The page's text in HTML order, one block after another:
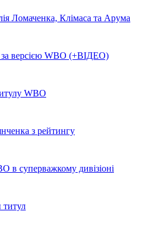
Ломаченка, Клімаса та Арума
версією WBO (+ВІДЕО)
WBO
з рейтингу
в суперважкому дивізіоні
титул